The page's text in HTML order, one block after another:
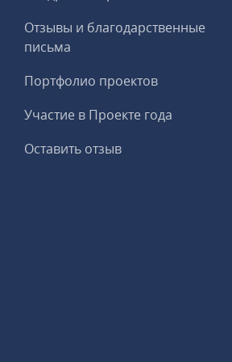
Отзывы и благодарственные
письма
Портфолио проектов
Участие в Проекте года
Оставить отзыв